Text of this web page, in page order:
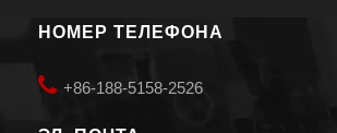
НОМЕР ТЕЛЕФОНА
 +86-188-5158-2526